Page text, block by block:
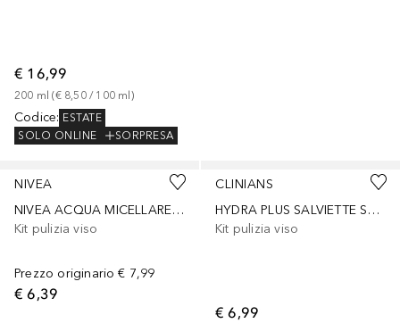
€ 16,99
200 ml (€ 8,50 / 100 ml )
Codice: ESTATE
SOLO ONLINE
SORPRESA
NIVEA
NIVEA ACQUA MICELLARE EXTRA-DELICATA 3in1
Kit pulizia viso
Prezzo originario € 7,99
€ 6,39
CLINIANS
HYDRA PLUS SALVIETTE STRUCCANTI 25 pz
Kit pulizia viso
€ 6,99